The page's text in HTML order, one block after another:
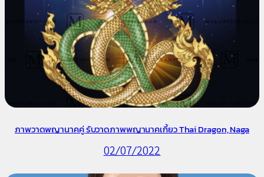
ภาพวาดพญานาคคู่ รับวาดภาพพญานาคเกี้ยว Thai Dragon, Naga
02/07/2022